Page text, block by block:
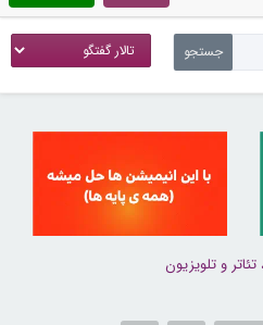
تئاتر و تلویزیون